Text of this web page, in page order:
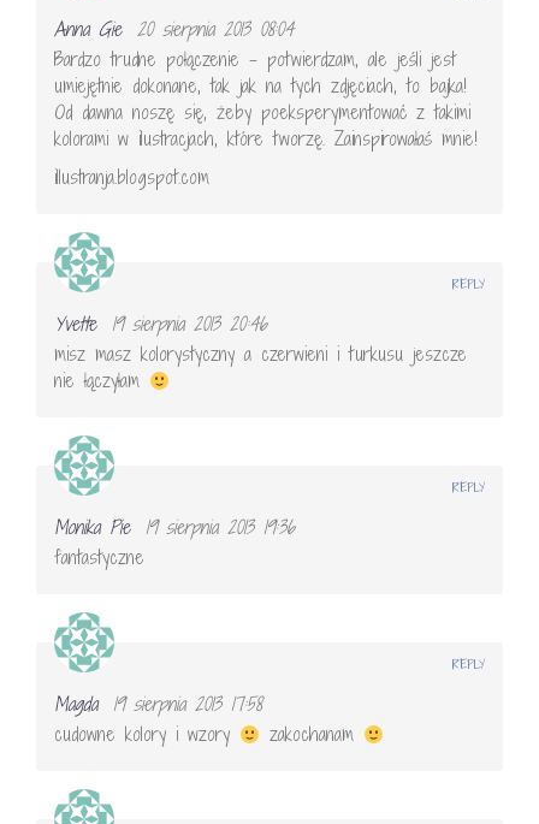
Anna Gie 20 sierpnia 2013 08:04
Bardzo trudne połączenie – potwierdzam, ale jeśli jest
umiejętnie dokonane, tak jak na tych zdjęciach, to bajka!
Od dawna noszę się, żeby poeksperymentować z takimi
kolorami w ilustracjach, które tworzę. Zainspirowałaś mnie!
illustranja.blogspot.com
Yvette
19 sierpnia 2013 20:46
misz masz kolorystyczny a czerwieni i turkusu jeszcze
nie łączyłam
REPLY
Monika Pie
19 sierpnia 2013 19:36
fantastyczne
REPLY
Magda
19 sierpnia 2013 17:58
cudowne kolory i wzory
zakochanam
REPLY